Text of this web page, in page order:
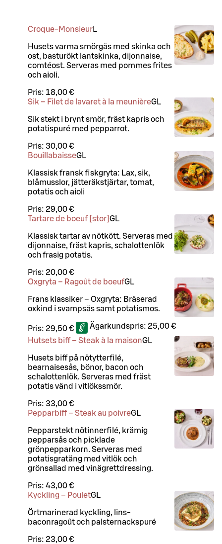
Croque-MonsieurL
Husets varma smörgås med skinka och
ost, basturökt lantskinka, dijonnaise,
comtéost. Serveras med pommes frites
och aioli.
Pris: 18,00 €
Sik – Filet de lavaret à la meunièreGL
Sik stekt i brynt smör, fräst kapris och
potatispuré med pepparrot.
Pris: 30,00 €
BouillabaisseGL
Klassisk fransk fiskgryta: Lax, sik,
blåmusslor, jätteräkstjärtar, tomat,
potatis och aioli
Pris: 29,00 €
Tartare de boeuf [stor]GL
Klassisk tartar av nötkött. Serveras med
dijonnaise, fräst kapris, schalottenlök
och frasig potatis.
Pris: 20,00 €
Oxgryta – Ragoût de boeufGL
Frans klassiker – Oxgryta: Bräserad
oxkind i svampsås samt potatismos.
Pris: 29,50 € Ägarkundspris: 25,00 €
Hutsets biff – Steak à la maisonGL
Husets biff på nötytterfilé,
bearnaisesås, bönor, bacon och
schalottenlök. Serveras med fräst
potatis vänd i vitlökssmör.
Pris: 33,00 €
Pepparbiff – Steak au poivreGL
Pepparstekt nötinnerfilé, krämig
pepparsås och picklade
grönpepparkorn. Serveras med
potatisgratäng med vitlök och
grönsallad med vinägrettdressing.
Pris: 43,00 €
Kyckling – PouletGL
Örtmarinerad kyckling, lins-
baconragoût och palsternackspuré
Pris: 23,00 €